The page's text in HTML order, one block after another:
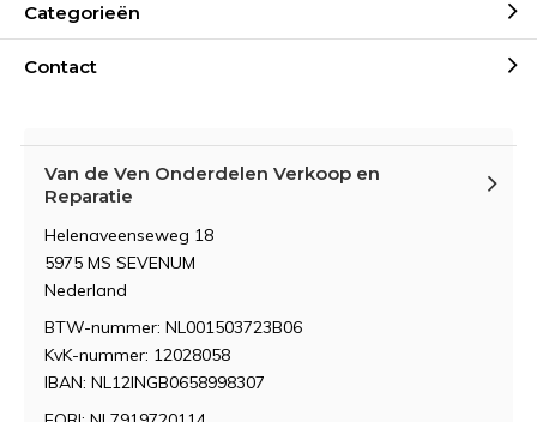
Categorieën
Contact
Van de Ven Onderdelen Verkoop en
Reparatie
Helenaveenseweg 18
5975 MS SEVENUM
Nederland
BTW-nummer: NL001503723B06
KvK-nummer: 12028058
IBAN: NL12INGB0658998307